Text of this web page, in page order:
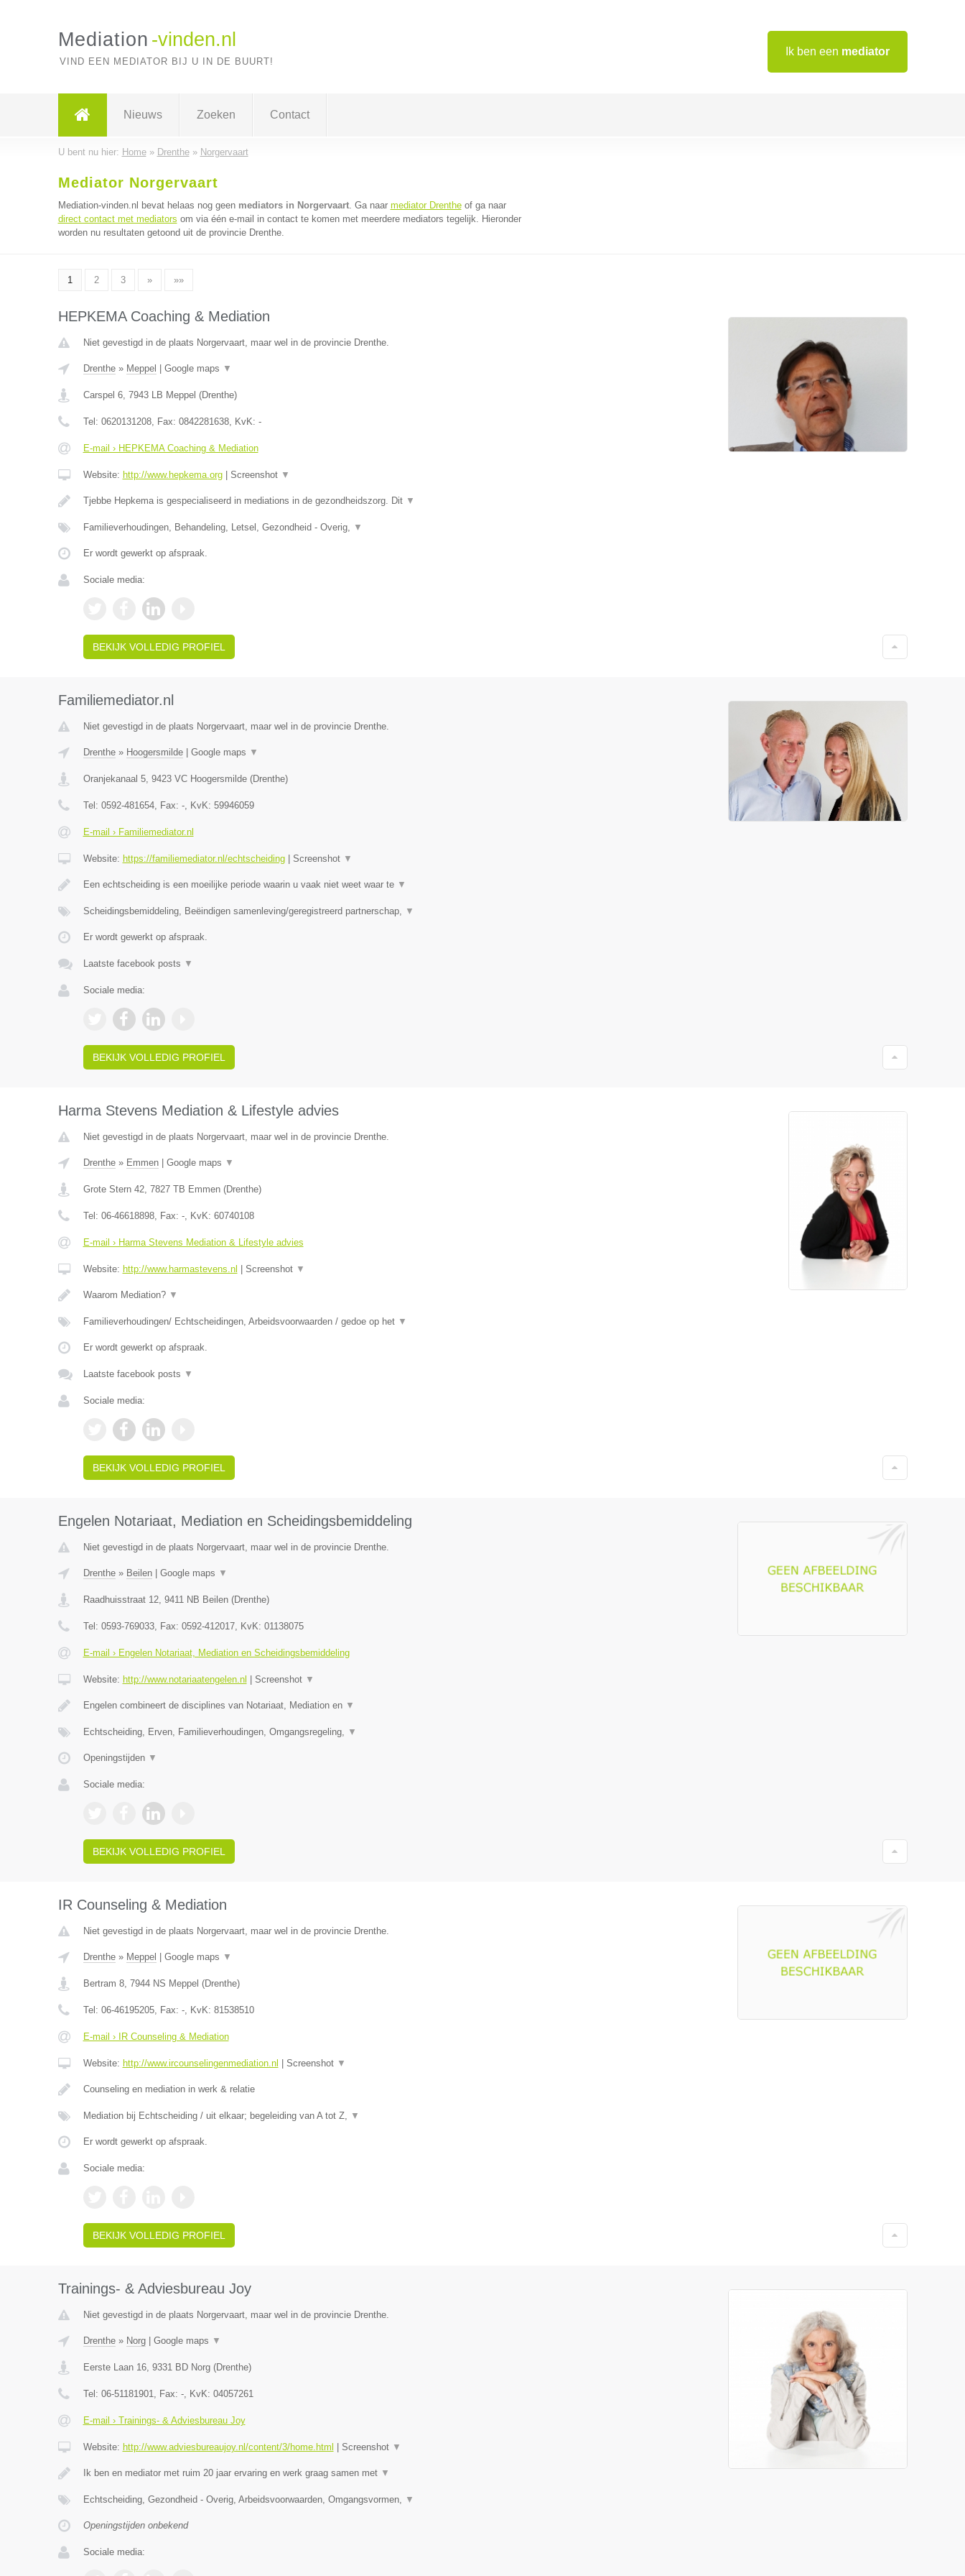
Ik ben een mediator
Mediation -vinden.nl
VIND EEN MEDIATOR BIJ U IN DE BUURT!
Nieuws Zoeken Contact
U bent nu hier: Home» Drenthe» Norgervaart
Mediator Norgervaart
Mediation-vinden.nl bevat helaas nog geen mediators in Norgervaart. Ga naar mediator Drentheof ga naar
direct contact met mediators om via één e-mail in contact te komen met meerdere mediators tegelijk. Hieronder
worden nu resultaten getoond uit de provincie Drenthe.
1 2 3 » »»
HEPKEMA Coaching & Mediation
Niet gevestigd in de plaats Norgervaart, maar wel in de provincie Drenthe.
Drenthe» Meppel Google maps ▼
Carspel 6, 7943 LB Meppel (Drenthe)
Tel: 0620131208, Fax: 0842281638, KvK: -
E-mail › HEPKEMA Coaching & Mediation
Website: http://www.hepkema.org| Screenshot ▼
Tjebbe Hepkema is gespecialiseerd in mediations in de gezondheidszorg. Dit ▼
Familieverhoudingen, Behandeling, Letsel, Gezondheid - Overig, ▼
Er wordt gewerkt op afspraak.
Sociale media:
BEKIJK VOLLEDIG PROFIEL
Familiemediator.nl
Niet gevestigd in de plaats Norgervaart, maar wel in de provincie Drenthe.
Drenthe» Hoogersmilde| Google maps ▼
Oranjekanaal 5, 9423 VC Hoogersmilde(Drenthe)
Tel: 0592-481654, Fax: -, KvK: 59946059
E-mail › Familiemediator.nl
Website: https://familiemediator.nl/echtscheiding| Screenshot ▼
Een echtscheiding is een moeilijke periode waarin u vaak niet weet waar te ▼
Scheidingsbemiddeling, Beëindigen samenleving/geregistreerd partnerschap, ▼
Er wordt gewerkt op afspraak.
Laatste facebook posts ▼
Sociale media:
BEKIJK VOLLEDIG PROFIEL
Harma Stevens Mediation & Lifestyle advies
Niet gevestigd in de plaats Norgervaart, maar wel in de provincie Drenthe.
Drenthe» Emmen| Google maps ▼
Grote Stern 42, 7827 TB Emmen(Drenthe)
Tel: 06-46618898, Fax: -, KvK: 60740108
E-mail › Harma Stevens Mediation & Lifestyle advies
Website: http://www.harmastevens.nl Screenshot ▼
Waarom Mediation? ▼
Familieverhoudingen/ Echtscheidingen, Arbeidsvoorwaarden / gedoe op het ▼
Er wordt gewerkt op afspraak.
Laatste facebook posts ▼
Sociale media:
BEKIJK VOLLEDIG PROFIEL
Engelen Notariaat, Mediation en Scheidingsbemiddeling
Niet gevestigd in de plaats Norgervaart, maar wel in de provincie Drenthe.
Drenthe» Beilen| Google maps ▼
Raadhuisstraat 12, 9411 NB Beilen(Drenthe)
Tel: 0593-769033, Fax: 0592-412017, KvK: 01138075
E-mail › Engelen Notariaat, Mediation en Scheidingsbemiddeling
Website: http://www.notariaatengelen.nl Screenshot ▼
Engelen combineert de disciplines van Notariaat, Mediation en ▼
Echtscheiding, Erven, Familieverhoudingen, Omgangsregeling, ▼
Openingstijden ▼
Sociale media:
BEKIJK VOLLEDIG PROFIEL
IR Counseling & Mediation
Niet gevestigd in de plaats Norgervaart, maar wel in de provincie Drenthe.
Drenthe» Meppel Google maps ▼
Bertram 8, 7944 NS Meppel (Drenthe)
Tel: 06-46195205, Fax: -, KvK: 81538510
E-mail › IR Counseling & Mediation
Website: http://www.ircounselingenmediation.nl Screenshot ▼
Counseling en mediation in werk & relatie
Mediation bij Echtscheiding / uit elkaar; begeleiding van A tot Z, ▼
Er wordt gewerkt op afspraak.
Sociale media:
BEKIJK VOLLEDIG PROFIEL
Trainings- & Adviesbureau Joy
Niet gevestigd in de plaats Norgervaart, maar wel in de provincie Drenthe.
Drenthe» Norg| Google maps ▼
Eerste Laan 16, 9331 BD Norg(Drenthe)
Tel: 06-51181901, Fax: -, KvK: 04057261
E-mail › Trainings- & Adviesbureau Joy
Website: http://www.adviesbureaujoy.nl/content/3/home.html Screenshot ▼
Ik ben en mediator met ruim 20 jaar ervaring en werk graag samen met ▼
Echtscheiding, Gezondheid - Overig, Arbeidsvoorwaarden, Omgangsvormen, ▼
Openingstijden onbekend
Sociale media: